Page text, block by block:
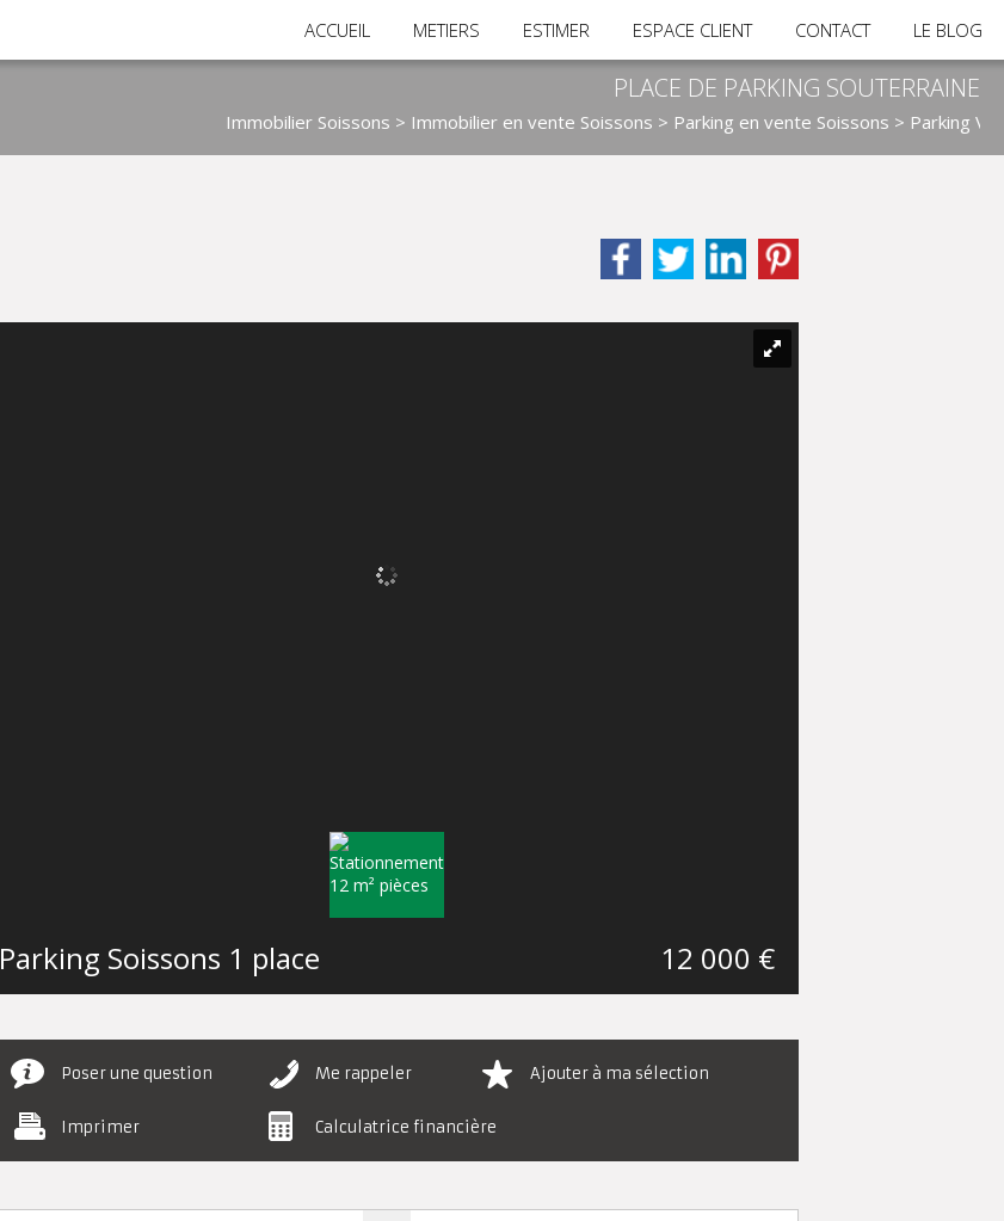
ACCUEIL METIERS ESTIMER ESPACE CLIENT CONTACT LE BLOG
PLACE DE PARKING SOUTERRAINE
Immobilier Soissons > Immobilier en vente Soissons > Parking en vente Soissons > Parking
Parking Soissons 1 place 12 000 €
Poser une question Me rappeler Ajouter à ma sélection
Imprimer Calculatrice financière